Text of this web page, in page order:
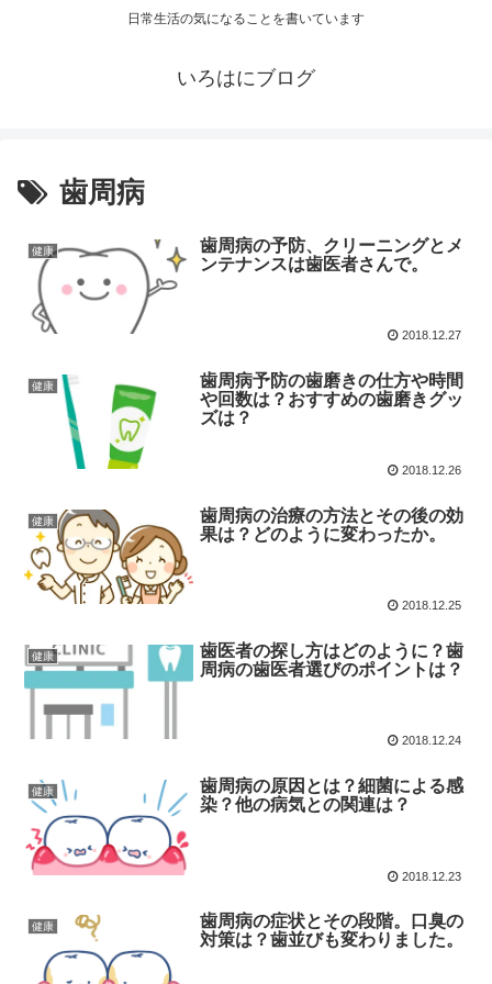
日常生活の気になることを書いています
いろはにブログ
歯周病
健康
歯周病の予防、クリーニングとメ
ンテナンスは歯医者さんで。
2018.12.27
健康
歯周病予防の歯磨きの仕方や時間
や回数は？おすすめの歯磨きグッ
ズは？
2018.12.26
健康
歯周病の治療の方法とその後の効
果は？どのように変わったか。
2018.12.25
健康
歯医者の探し方はどのように？歯
周病の歯医者選びのポイントは？
2018.12.24
健康
歯周病の原因とは？細菌による感
染？他の病気との関連は？
2018.12.23
健康
歯周病の症状とその段階。口臭の
対策は？歯並びも変わりました。